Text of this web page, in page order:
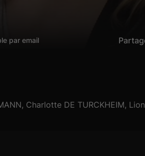
par email
Charlotte DE TURCKHEIM,